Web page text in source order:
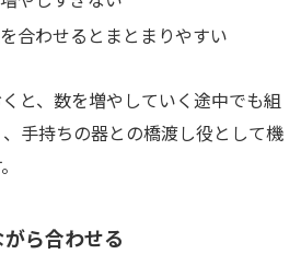
合わせるとまとまりやすい
と、数を増やしていく途中でも組
手持ちの器との橋渡し役として機
ら合わせる